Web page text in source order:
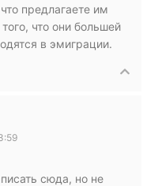
предлагаете им
что они большей
в эмиграции.
сюда, но не